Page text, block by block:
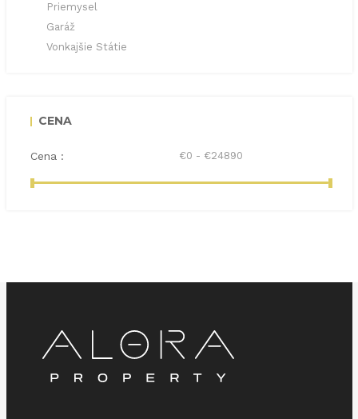
Priemysel
Garáž
Vonkajšie Státie
CENA